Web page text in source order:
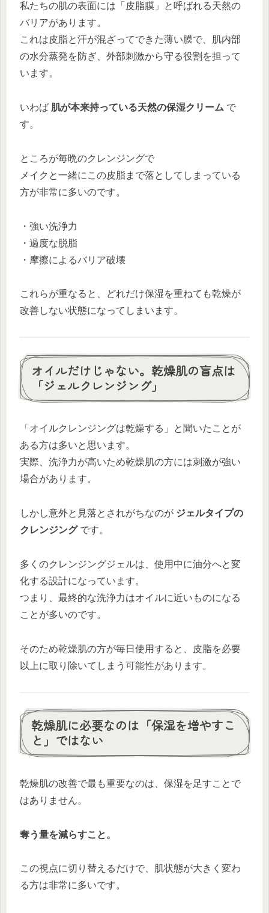
私たちの肌の表面には「皮脂膜」と呼ばれる天然の
バリアがあります。
これは皮脂と汗が混ざってできた薄い膜で、肌内部
の水分蒸発を防ぎ、外部刺激から守る役割を担って
います。
いわば 肌が本来持っている天然の保湿クリーム で
す。
ところが毎晩のクレンジングで
メイクと一緒にこの皮脂まで落としてしまっている
方が非常に多いのです。
・強い洗浄力
・過度な脱脂
・摩擦によるバリア破壊
これらが重なると、どれだけ保湿を重ねても乾燥が
改善しない状態になってしまいます。
オイルだけじゃない。乾燥肌の盲点は
「ジェルクレンジング」
「オイルクレンジングは乾燥する」と聞いたことが
ある方は多いと思います。
実際、洗浄力が高いため乾燥肌の方には刺激が強い
場合があります。
しかし意外と見落とされがちなのが ジェルタイプの
クレンジングです。
多くのクレンジングジェルは、使用中に油分へと変
化する設計になっています。
つまり、最終的な洗浄力はオイルに近いものになる
ことが多いのです。
そのため乾燥肌の方が毎日使用すると、皮脂を必要
以上に取り除いてしまう可能性があります。
乾燥肌に必要なのは「保湿を増やすこ
と」ではない
乾燥肌の改善で最も重要なのは、保湿を足すことで
はありません。
奪う量を減らすこと。
この視点に切り替えるだけで、肌状態が大きく変わ
る方は非常に多いです。